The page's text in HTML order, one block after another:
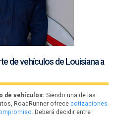
de vehículos de Louisiana a
de vehículos: Siendo una de las
RoadRunner ofrece cotizaciones
Deberá decidir entre